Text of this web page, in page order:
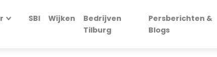
SBI Wijken
Bedrijven
Tilburg
Persberichten &
Blogs